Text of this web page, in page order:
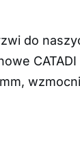
do